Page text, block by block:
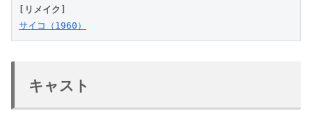
[リメイク]
サイコ（1960）
キャスト